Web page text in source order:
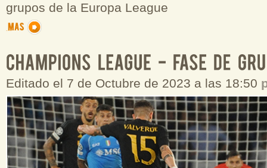
grupos de la Europa League
Editado el 7 de Octubre de 2023 a las 18:50